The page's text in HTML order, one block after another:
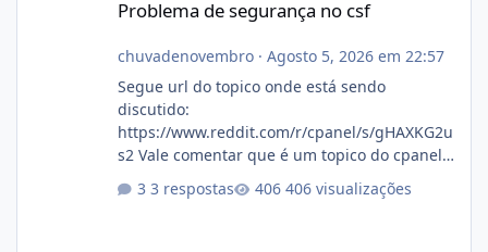
Problema de segurança no csf
chuvadenovembro· Agosto 5, 2026 em 22:57
Segue url do topico onde está sendo
discutido:
https://www.reddit.com/r/cpanel/s/gHAXKG2u
s2 Vale comentar que é um topico do cpanel...
3 respostas 406 visualizações